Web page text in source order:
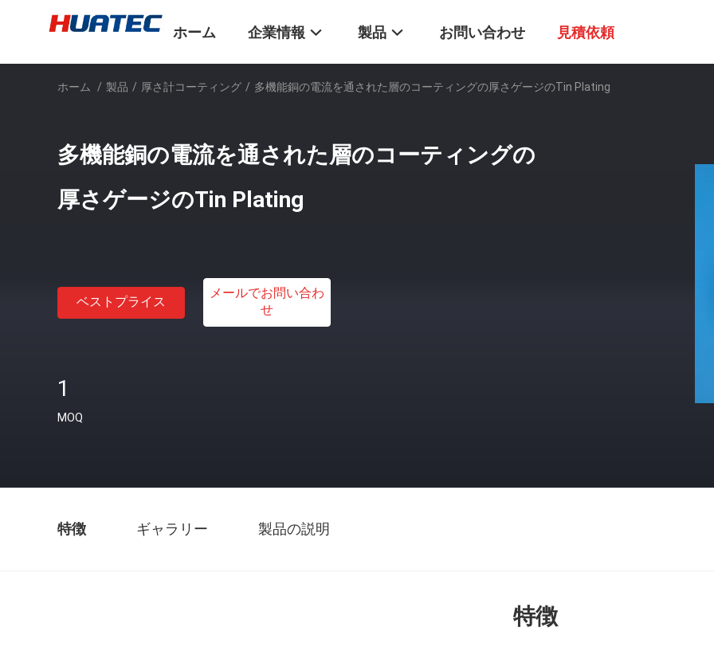
ホーム 企業情報 製品 お問い合わせ 見積依頼
ホーム / 製品 / 厚さ計コーティング / 多機能銅の電流を通された層のコーティングの厚さゲージのTin Plating
多機能銅の電流を通された層のコーティングの
厚さゲージのTin Plating
ベストプライス
メールでお問い合わ
せ
1
MOQ
特徴 ギャラリー 製品の説明
特徴